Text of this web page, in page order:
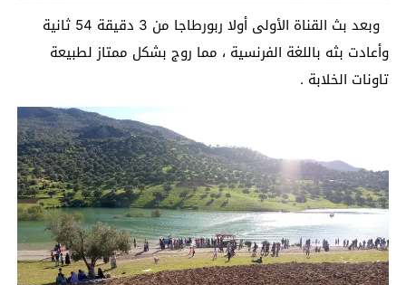
وبعد بث القناة الأولى أولا ربورطاجا من 3 دقيقة 54 ثانية
وأعادت بثه باللغة الفرنسية ، مما روج بشكل ممتاز لطبيعة
تاونات الخلابة .